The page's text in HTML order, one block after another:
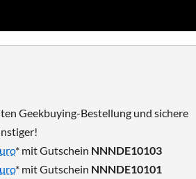
Geekbuying-Bestellung und sichere
* mit Gutschein NNNDE10103
* mit Gutschein NNNDE10101